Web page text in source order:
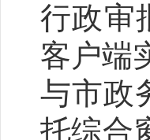
行政审
客户端
与市政
托综合